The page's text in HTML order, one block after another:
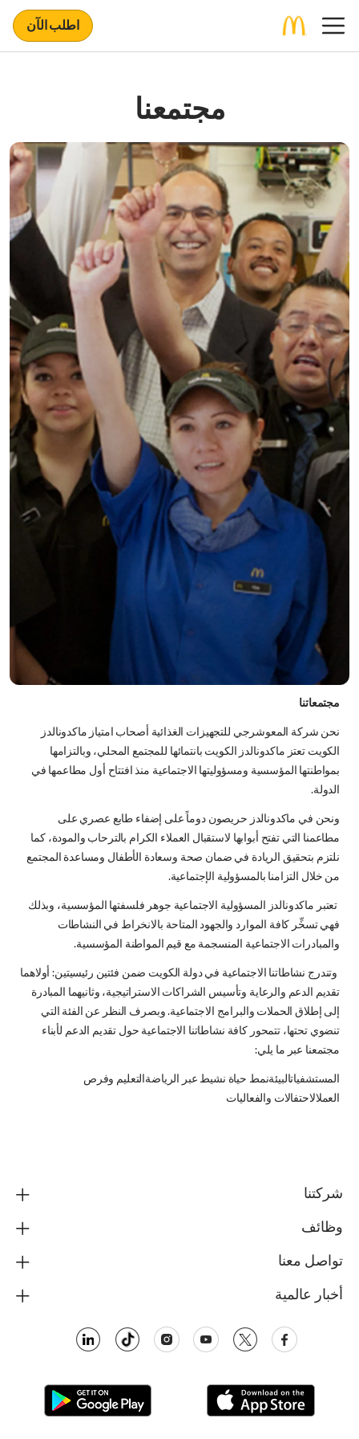
اطلب الآن
مجتمعنا
مجتمعاتنا
نحن شركة المعوشرجي للتجهيزات الغذائية أصحاب امتياز ماكدونالدز
الكويت تعتز ماكدونالدز الكويت بانتمائها للمجتمع المحلي، وبالتزامها
بمواطنتها المؤسسية ومسؤوليتها الاجتماعية منذ افتتاح أول مطاعمها في
الدولة.
ونحن في ماكدونالدز حريصون دوماً على إضفاء طابع عصري على
مطاعمنا التي تفتح أبوابها لاستقبال العملاء الكرام بالترحاب والمودة، كما
نلتزم بتحقيق الريادة في ضمان صحة وسعادة الأطفال ومساعدة المجتمع
من خلال التزامنا بالمسؤولية الإجتماعية.
تعتبر ماكدونالدز المسؤولية الاجتماعية جوهر فلسفتها المؤسسية، وبذلك
فهي تسخِّر كافة الموارد والجهود المتاحة بالانخراط في النشاطات
والمبادرات الاجتماعية المنسجمة مع قيم المواطنة المؤسسية.
وتندرج نشاطاتنا الاجتماعية في دولة الكويت ضمن فئتين رئيسيتين: أولاهما
تقديم الدعم والرعاية وتأسيس الشراكات الاستراتيجية، وثانيهما المبادرة
إلى إطلاق الحملات والبرامج الاجتماعية. وبصرف النظر عن الفئة التي
تنضوي تحتها، تتمحور كافة نشاطاتنا الاجتماعية حول تقديم الدعم لأبناء
مجتمعنا عبر ما يلي:
المستشفياتالبيئةنمط حياة نشيط عبر الرياضةالتعليم وفرص
العملالاحتفالات والفعاليات
شركتنا
وظائف
تواصل معنا
أخبار عالمية